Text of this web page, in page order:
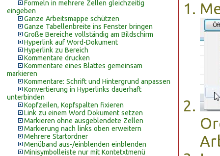
Formeln in mehrere Zellen gleichzeitig
eingeben
Ganze Arbeitsmappe schützen
Ganze Tabellenbreite ins Fenster bringen
Große Bereiche vollständig am Bildschirm
Hyperlink auf Word-Dokument
Hyperlink zu Bereich
Kommentare drucken
Kommentare eines Blattes gemeinsam
markieren
Kommentare: Schrift und Hintergrund anpassen
Konvertierung in Hyperlinks dauerhaft
unterbinden
Kopfzeilen, Kopfspalten fixieren
Link zu einem Word Dokument setzen
Markieren ohne ausgeblendete Zellen
Markierung nach links oben erweitern
Mehrere Startordner
Menüband aus-/einblenden einblenden
Minisymbolleiste nur mit Kontetxtmenü